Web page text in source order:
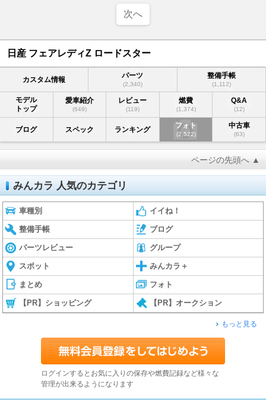
次へ
日産 フェアレディZ ロードスター
カスタム情報 パーツ
(2,340)
整備手帳
(1,112)
モデル
トップ
愛車紹介
(649)
レビュー
(119)
燃費
(1,374)
Q&A
(12)
ブログ スペック ランキング フォト
(2,522)
中古車
(63)
ページの先頭へ ▲
みんカラ 人気のカテゴリ
車種別 イイね！
整備手帳 ブログ
パーツレビュー グループ
スポット みんカラ＋
まとめ フォト
【PR】ショッピング 【PR】オークション
もっと見る
ログインするとお気に入りの保存や燃費記録など様々な
管理が出来るようになります